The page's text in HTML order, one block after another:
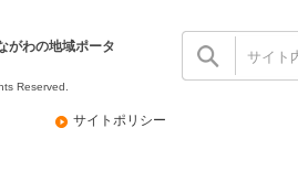
がわの地域ポータ
Reserved.
サイトポリシー